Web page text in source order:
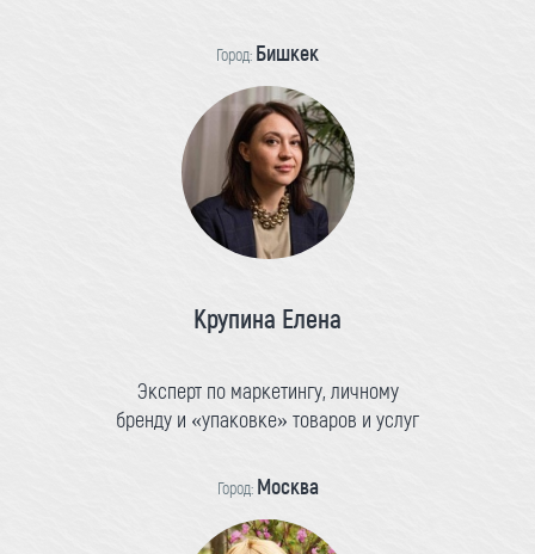
Город: Бишкек
Крупина Елена
Эксперт по маркетингу, личному
бренду и «упаковке» товаров и услуг
Город: Москва